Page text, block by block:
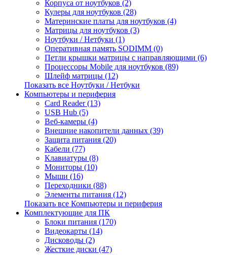
Корпуса от ноутбуков (2)
Кулеры для ноутбуков (28)
Материнские платы для ноутбуков (4)
Матрицы для ноутбуков (3)
Ноутбуки / Нетбуки (1)
Оперативная память SODIMM (0)
Петли крышки матрицы с направляющими (6)
Процессоры Mobile для ноутбуков (89)
Шлейф матрицы (12)
Показать все Ноутбуки / Нетбуки
Компьютеры и периферия
Card Reader (13)
USB Hub (5)
Веб-камеры (4)
Внешние накопители данных (39)
Защита питания (20)
Кабели (77)
Клавиатуры (8)
Мониторы (10)
Мыши (16)
Переходники (88)
Элементы питания (12)
Показать все Компьютеры и периферия
Комплектующие для ПК
Блоки питания (170)
Видеокарты (14)
Дисководы (2)
Жесткие диски (47)